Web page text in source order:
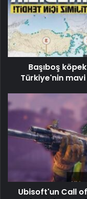
Başıboş
Türkiye'nin
Ubisoft'un Call